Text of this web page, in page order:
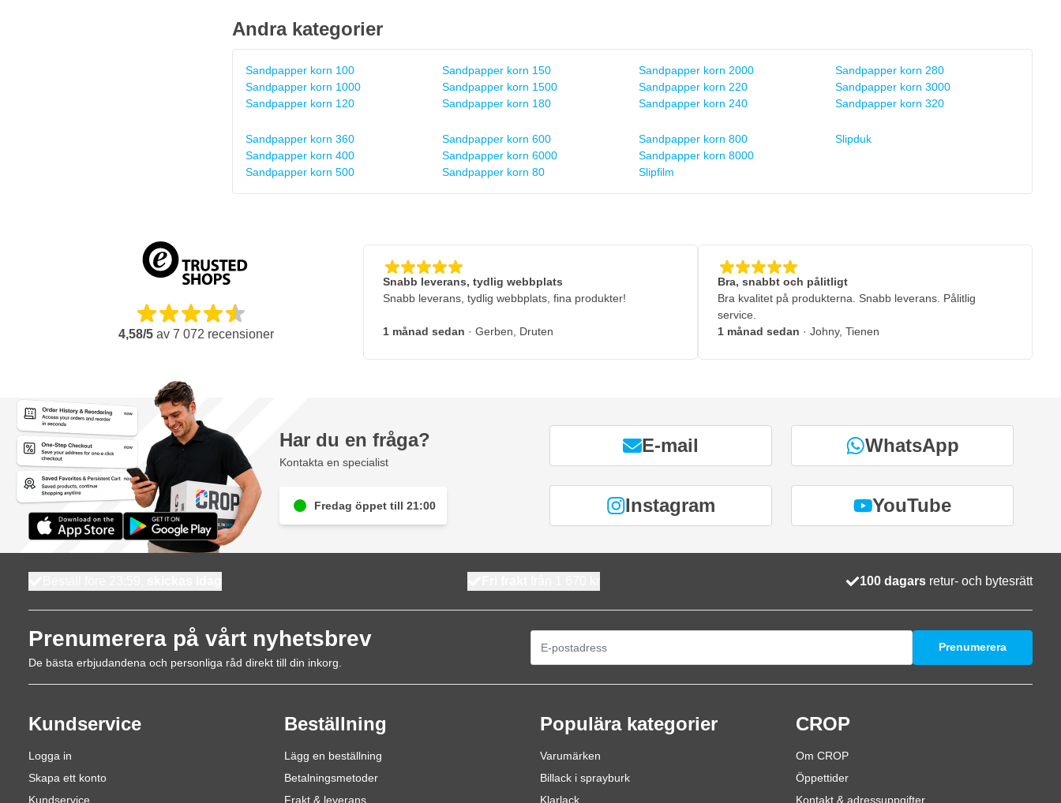
Andra kategorier
Sandpapper korn 100
Sandpapper korn 1000
Sandpapper korn 120
Sandpapper korn 150
Sandpapper korn 1500
Sandpapper korn 180
Sandpapper korn 2000
Sandpapper korn 220
Sandpapper korn 240
Sandpapper korn 280
Sandpapper korn 3000
Sandpapper korn 320
Sandpapper korn 360
Sandpapper korn 400
Sandpapper korn 500
Sandpapper korn 600
Sandpapper korn 6000
Sandpapper korn 80
Sandpapper korn 800
Sandpapper korn 8000
Slipfilm
Slipduk
4,58/5av 7 072 recensioner
Snabb leverans, tydlig webbplats
Snabb leverans, tydlig webbplats, fina produkter!
1 månad sedan · Gerben, Druten
Bra, snabbt och pålitligt
Bra kvalitet på produkterna. Snabb leverans. Pålitlig
service.
1 månad sedan · Johny, Tienen
Har du en fråga?
Kontakta en specialist
Fredag öppet till 21:00
E-mail WhatsApp
Instagram YouTube
100 dagars retur- och bytesrätt
Prenumerera på vårt nyhetsbrev
De bästa erbjudandena och personliga råd direkt till din inkorg.
Prenumerera
Kundservice
Logga in
Skapa ett konto
Kundservice
Beställning
Lägg en beställning
Betalningsmetoder
Frakt & leverans
Populära kategorier
Varumärken
Billack i sprayburk
Klarlack
CROP
Om CROP
Öppettider
Kontakt & adressuppgifter